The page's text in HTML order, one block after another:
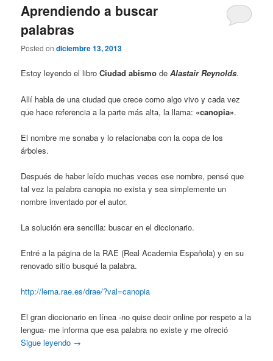
Aprendiendo a buscar
palabras
Posted ondiciembre 13, 2013
Estoy leyendo el libroCiudad abismo deAlastair Reynolds.
Allí habla de una ciudad que crece como algo vivo y cada vez
que hace referencia a la parte más alta, la llama: «canopia».
El nombre me sonaba y lo relacionaba con la copa de los
árboles.
Después de haber leído muchas veces ese nombre, pensé que
tal vez la palabra canopia no exista y sea simplemente un
nombre inventado por el autor.
La solución era sencilla: buscar en el diccionario.
Entré a la página de la RAE (Real Academia Española) y en su
renovado sitio busqué la palabra.
http://lema.rae.es/drae/?val=canopia
El gran diccionario en línea -no quise decir online por respeto a la
lengua- me informa que esa palabra no existe y me ofreció
Sigue leyendo →